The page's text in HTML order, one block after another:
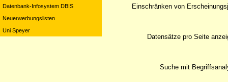
Datenbank-Infosystem DBIS
Neuerwerbungslisten
Uni Speyer
Suche mit
Einschränken von
Datensätze pro Seite